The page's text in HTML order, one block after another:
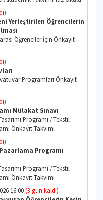
Başvuruları
Yandal ve Ders İntibak
İntibak Süreci
son gün.)
Listesinin İlanı
Akademik Takvimi
Akademik Takvimi
gün kaldı)
Akademik Takvimi
gün kaldı)
Yeni Yerleştirilen
Yatırılması